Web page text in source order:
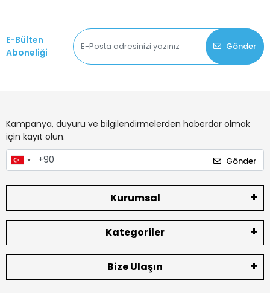
E-Bülten
Aboneliği
Gönder
Kampanya, duyuru ve bilgilendirmelerden haberdar olmak
için kayıt olun.
Gönder
Kurumsal
Kategoriler
Bize Ulaşın